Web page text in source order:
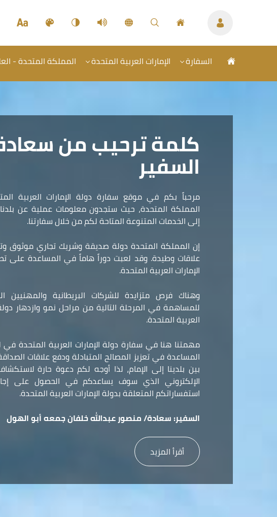
السفارة الإمارات العربية المتحدة المملكة المتحدة -
كلمة ترحيب من
السفير
مرحباً بكم في موقع سفارة دولة الإمارات العربية
المملكة المتحدة، حيث ستجدون معلومات عملية عن بلدنا
إلى الخدمات المتنوعة المتاحة لكم من خلال سفارتنا.
إن المملكة المتحدة دولة صديقة وشريك تجاري موثوق
علاقات وطيدة. وقد لعبت دوراً هاماً في المساعدة على
الإمارات العربية المتحدة.
وهناك فرص متزايدة للشركات البريطانية والمهنيين
للمساهمة في المرحلة التالية من مراحل نمو وازدهار دولة
العربية المتحدة.
مهمتنا هنا في سفارة دولة الإمارات العربية المتحدة
المساعدة في تعزيز المصالح المتبادلة ودفع علاقات
بين بلدينا إلى الإمام، لذا أوجه لكم دعوة حارة
الإلكتروني الذي سوف يساعدكم في الحصول على
استفساراتكم المتعلقة بدولة الإمارات العربية المتحدة.
السفير: سعادة/ منصور عبدالله خلفان جمعه أبو الهول
أقرأ المزيد